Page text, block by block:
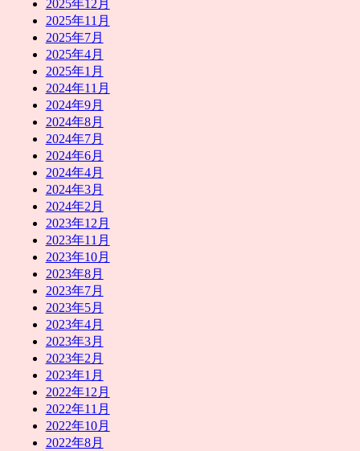
2025年12月
2025年11月
2025年7月
2025年4月
2025年1月
2024年11月
2024年9月
2024年8月
2024年7月
2024年6月
2024年4月
2024年3月
2024年2月
2023年12月
2023年11月
2023年10月
2023年8月
2023年7月
2023年5月
2023年4月
2023年3月
2023年2月
2023年1月
2022年12月
2022年11月
2022年10月
2022年8月